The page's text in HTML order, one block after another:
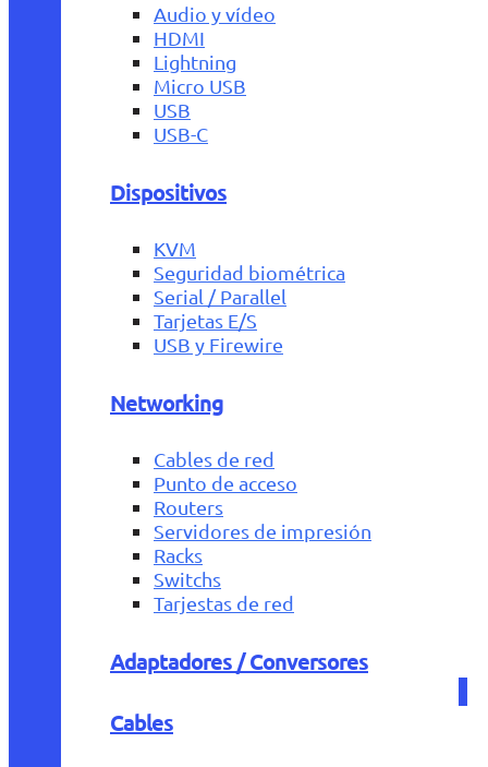
Audio y vídeo
HDMI
Lightning
Micro USB
USB
USB-C
Dispositivos
KVM
Seguridad biométrica
Serial / Parallel
Tarjetas E/S
USB y Firewire
Networking
Cables de red
Punto de acceso
Routers
Servidores de impresión
Racks
Switchs
Tarjestas de red
Adaptadores / Conversores
Cables